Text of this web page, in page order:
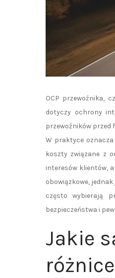
OCP przewoźnika,
dotyczy ochrony
przewoźników
W praktyce
koszty związane z
interesów klientów,
obowiązkowe,
często wybierają
bezpieczeństwa i
Jakie